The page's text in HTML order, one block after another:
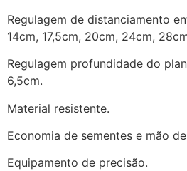
Regulagem de distanciamento
14cm, 17,5cm, 20cm, 24cm,
Regulagem profundidade do
6,5cm.
Material resistente.
Economia de sementes e mão
Equipamento de precisão.